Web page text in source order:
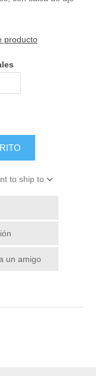
producto
to ship to